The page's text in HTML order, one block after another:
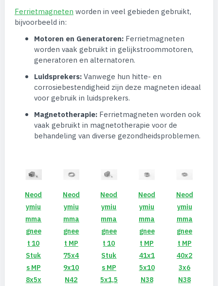
Ferrietmagneten worden in veel gebieden gebruikt,
bijvoorbeeld in:
Motoren en Generatoren: Ferrietmagneten
worden vaak gebruikt in gelijkstroommotoren,
generatoren en alternatoren.
Luidsprekers: Vanwege hun hitte- en
corrosiebestendigheid zijn deze magneten ideaal
voor gebruik in luidsprekers.
Magnetotherapie: Ferrietmagneten worden ook
vaak gebruikt in magnetotherapie voor de
behandeling van diverse gezondheidsproblemen.
Neod
Ymiu
Mma
Gnee
T 10
Stuk
S MP
8x5x
Neod
Ymiu
Mma
Gnee
T MP
75x4
9x10
N42
Neod
Ymiu
Mma
Gnee
T 10
Stuk
S MP
5x1,5
Neod
Ymiu
Mma
Gnee
T MP
41x1
5x10
N38
Neod
Ymiu
Mma
Gnee
T MP
40x2
3x6
N38